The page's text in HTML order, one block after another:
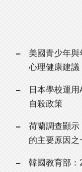
美國青少年
心理健康建議
日本學校運
自殺政策
荷蘭調查顯示
的主要原因之
韓國教育部